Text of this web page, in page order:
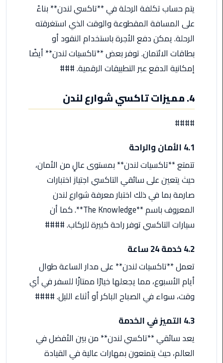
ليموزين
مطار
القاهرة
ليموزين
السخنة
ليموزين
مطار
سفنكس
ليموزين
اسكندرية
ليموزين
العرب
ليموزين
المطار
الساخن
مطار
العلمين
يتم حساب تكلفة الرحلة في **تاكسي لندن** بناءً
على المسافة المقطوعة والوقت الذي استغرقته
الرحلة. يمكن دفع الأجرة باستخدام النقود أو
بطاقات الائتمان. توفر بعض **تاكسيات لندن** أيضًا
إمكانية الدفع عبر التطبيقات الرقمية. ###
4. مميزات تاكسي شوارع لندن
####
4.1 الأمان والراحة
تتمتع **تاكسيات لندن** بمستوى عالٍ من الأمان،
حيث يتعين على سائقي التاكسي اجتياز اختبارات
صارمة بما في ذلك اختبار معرفة شوارع لندن
المعروف باسم **The Knowledge**. كما أن
سيارات التاكسي توفر راحة كبيرة للركاب. ####
4.2 خدمة 24 ساعة
تعمل **تاكسيات لندن** على مدار الساعة طوال
أيام الأسبوع، مما يجعلها خيارًا ممتازًا للسفر في أي
وقت، سواء في الصباح الباكر أو أثناء الليل. ####
4.3 التميز في الخدمة
يعد سائقي **تاكسي لندن** من بين الأفضل في
العالم، حيث يتمتعون بمهارات عالية في القيادة